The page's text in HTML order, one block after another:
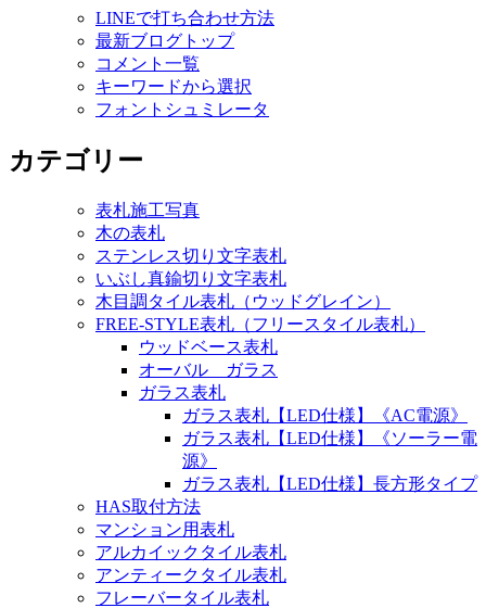
LINEで打ち合わせ方法
最新ブログトップ
コメント一覧
キーワードから選択
フォントシュミレータ
カテゴリー
表札施工写真
木の表札
ステンレス切り文字表札
いぶし真鍮切り文字表札
木目調タイル表札（ウッドグレイン）
FREE-STYLE表札（フリースタイル表札）
ウッドベース表札
オーバル ガラス
ガラス表札
ガラス表札【LED仕様】《AC電源》
ガラス表札【LED仕様】《ソーラー電
源》
ガラス表札【LED仕様】長方形タイプ
HAS取付方法
マンション用表札
アルカイックタイル表札
アンティークタイル表札
フレーバータイル表札